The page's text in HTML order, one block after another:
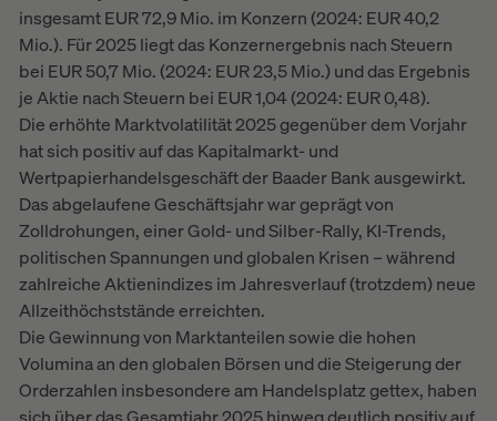
insgesamt EUR 72,9 Mio. im Konzern (2024: EUR 40,2
Mio.). Für 2025 liegt das Konzernergebnis nach Steuern
bei EUR 50,7 Mio. (2024: EUR 23,5 Mio.) und das Ergebnis
je Aktie nach Steuern bei EUR 1,04 (2024: EUR 0,48).
Die erhöhte Marktvolatilität 2025 gegenüber dem Vorjahr
hat sich positiv auf das Kapitalmarkt- und
Wertpapierhandelsgeschäft der Baader Bank ausgewirkt.
Das abgelaufene Geschäftsjahr war geprägt von
Zolldrohungen, einer Gold- und Silber-Rally, KI-Trends,
politischen Spannungen und globalen Krisen – während
zahlreiche Aktienindizes im Jahresverlauf (trotzdem) neue
Allzeithöchststände erreichten.
Die Gewinnung von Marktanteilen sowie die hohen
Volumina an den globalen Börsen und die Steigerung der
Orderzahlen insbesondere am Handelsplatz gettex, haben